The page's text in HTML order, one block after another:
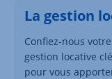
La gestion
Confiez-nous
gestion locative
pour vous